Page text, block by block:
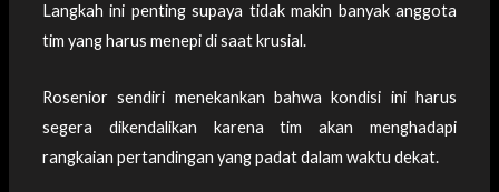
Langkah ini penting supaya tidak makin banyak anggota
tim yang harus menepi di saat krusial.
Rosenior sendiri menekankan bahwa kondisi ini harus
segera dikendalikan karena tim akan menghadapi
rangkaian pertandingan yang padat dalam waktu dekat.